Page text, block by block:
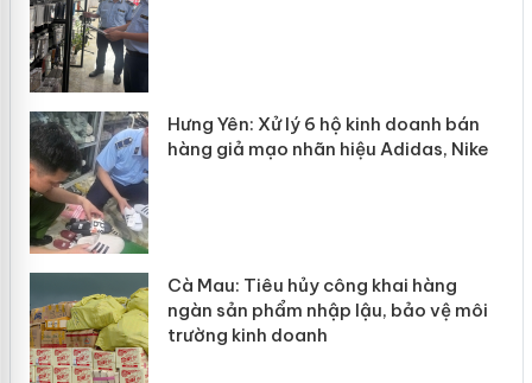
Hưng Yên: Xử lý 6 hộ kinh doanh bán
hàng giả mạo nhãn hiệu Adidas, Nike
Cà Mau: Tiêu hủy công khai hàng
ngàn sản phẩm nhập lậu, bảo vệ môi
trường kinh doanh